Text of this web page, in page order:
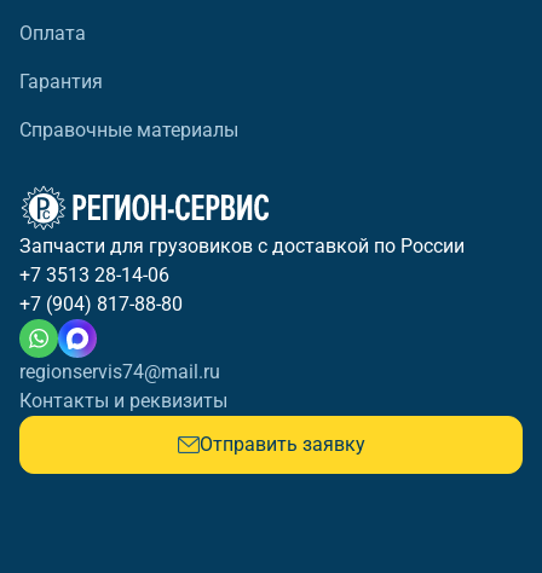
Оплата
Гарантия
Справочные материалы
Запчасти для грузовиков с доставкой по России
+7 3513 28-14-06
+7 (904) 817-88-80
regionservis74@mail.ru
Контакты и реквизиты
Отправить заявку